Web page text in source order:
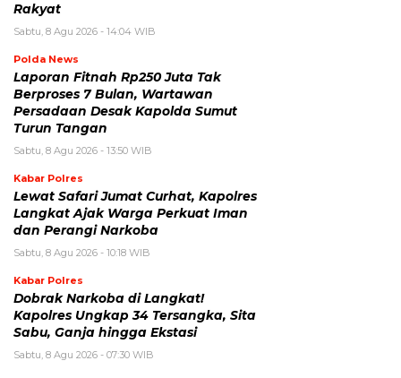
Rakyat
Sabtu, 8 Agu 2026 - 14:04 WIB
Polda News
Laporan Fitnah Rp250 Juta Tak
Berproses 7 Bulan, Wartawan
Persadaan Desak Kapolda Sumut
Turun Tangan
Sabtu, 8 Agu 2026 - 13:50 WIB
Kabar Polres
Lewat Safari Jumat Curhat, Kapolres
Langkat Ajak Warga Perkuat Iman
dan Perangi Narkoba
Sabtu, 8 Agu 2026 - 10:18 WIB
Kabar Polres
Dobrak Narkoba di Langkat!
Kapolres Ungkap 34 Tersangka, Sita
Sabu, Ganja hingga Ekstasi
Sabtu, 8 Agu 2026 - 07:30 WIB